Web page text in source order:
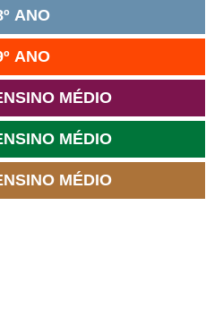
ANO
ANO
MÉDIO
MÉDIO
MÉDIO